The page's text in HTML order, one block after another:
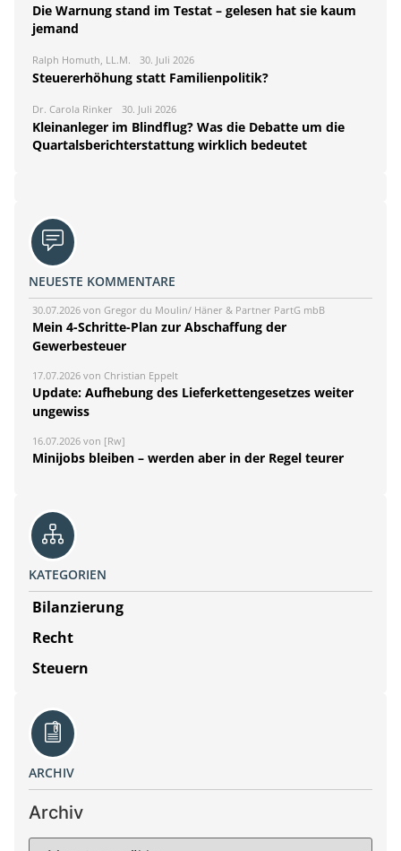
Die Warnung stand im Testat – gelesen hat sie kaum
jemand
Ralph Homuth, LL.M. 30. Juli 2026
Steuererhöhung statt Familienpolitik?
Dr. Carola Rinker 30. Juli 2026
Kleinanleger im Blindflug? Was die Debatte um die
Quartalsberichterstattung wirklich bedeutet
NEUESTE KOMMENTARE
30.07.2026 von Gregor du Moulin/ Häner & Partner PartG mbB
Mein 4-Schritte-Plan zur Abschaffung der
Gewerbesteuer
17.07.2026 von Christian Eppelt
Update: Aufhebung des Lieferkettengesetzes weiter
ungewiss
16.07.2026 von [Rw]
Minijobs bleiben – werden aber in der Regel teurer
KATEGORIEN
Bilanzierung
Recht
Steuern
ARCHIV
Archiv